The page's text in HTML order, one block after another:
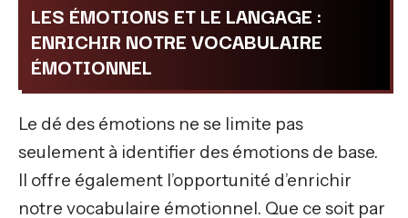
LES ÉMOTIONS ET LE LANGAGE :
ENRICHIR NOTRE VOCABULAIRE
ÉMOTIONNEL
Le dé des émotions ne se limite pas
seulement à identifier des émotions de base.
Il offre également l’opportunité d’enrichir
notre vocabulaire émotionnel. Que ce soit par